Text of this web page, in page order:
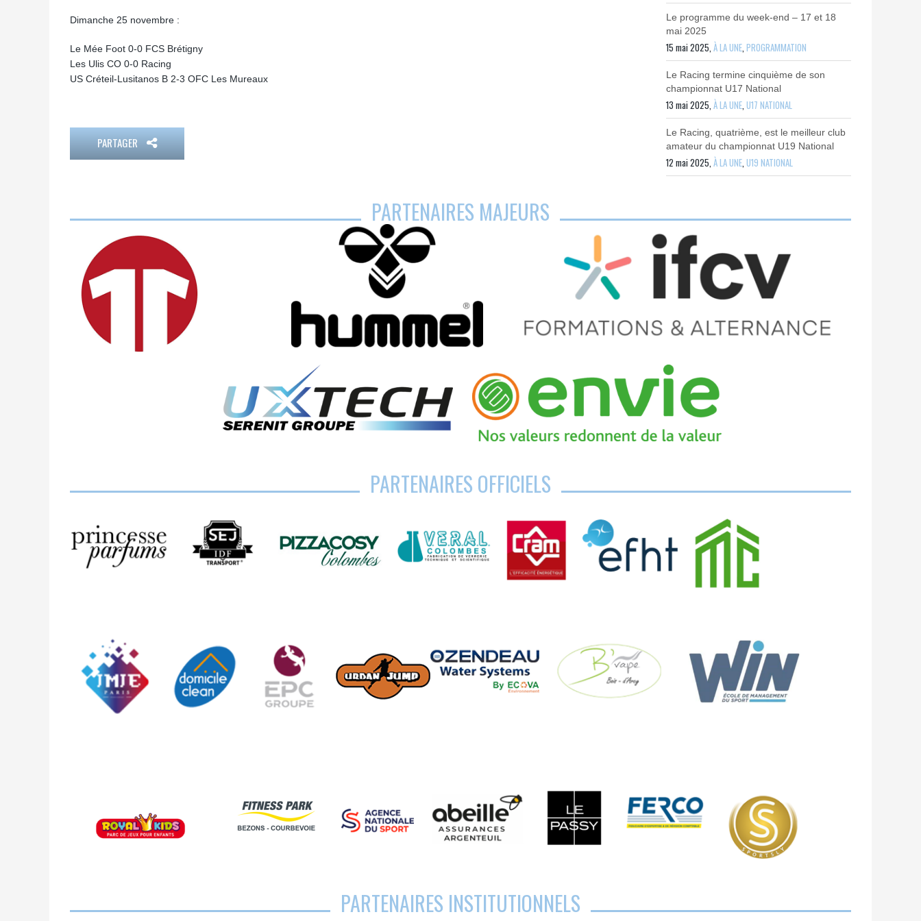
Dimanche 25 novembre :
Le Mée Foot 0-0 FCS Brétigny
Les Ulis CO 0-0 Racing
US Créteil-Lusitanos B 2-3 OFC Les Mureaux
PARTAGER
Le programme du week-end – 17 et 18
mai 2025
15 mai 2025,À LA UNE,PROGRAMMATION
Le Racing termine cinquième de son
championnat U17 National
13 mai 2025,À LA UNE,U17 NATIONAL
Le Racing, quatrième, est le meilleur club
amateur du championnat U19 National
12 mai 2025,À LA UNE,U19 NATIONAL
PARTENAIRES MAJEURS
PARTENAIRES OFFICIELS
PARTENAIRES INSTITUTIONNELS